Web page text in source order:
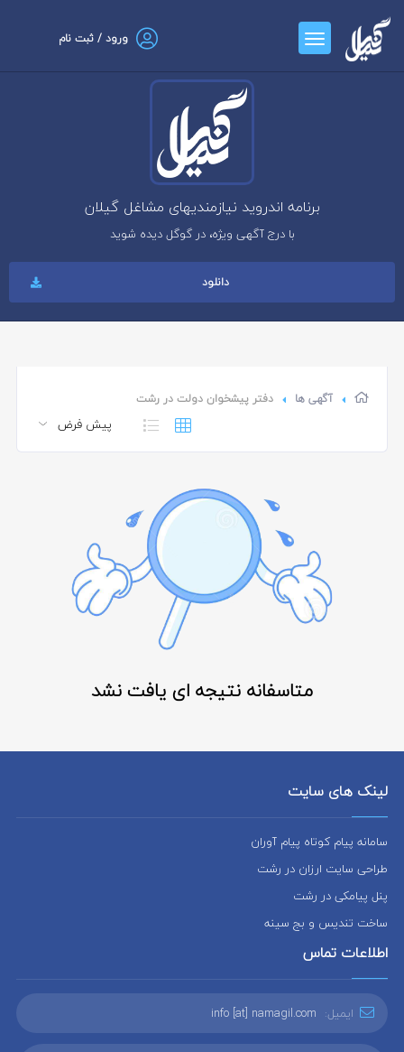
ورود / ثبت نام
برنامه اندروید نیازمندیهای مشاغل گیلان
با درج آگهی ویژه، در گوگل دیده شوید
دانلود
آگهی ها دفتر پیشخوان دولت در رشت
متاسفانه نتیجه ای یافت نشد
لینک های سایت
سامانه پیام کوتاه پیام آوران
طراحی سایت ارزان در رشت
پنل پیامکی در رشت
ساخت تندیس و بج سینه
اطلاعات تماس
ایمیل: info [at] namagil.com